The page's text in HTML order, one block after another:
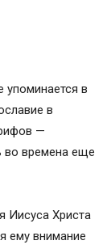
упоминается в
в
—
во времена еще
Иисуса Христа
ему внимание